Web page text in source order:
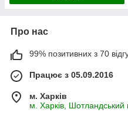
Про нас
99% позитивних з 70
Працює з 05.09.2016
м. Харків
м. Харків, Шотландський